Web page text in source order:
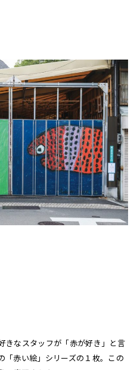
きなスタッフが「赤が好き」と言
「赤い絵」シリーズの１枚。この